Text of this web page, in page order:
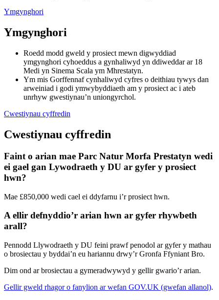
Ymgynghori
Ymgynghori
Roedd modd gweld y prosiect mewn digwyddiad
ymgynghori cyhoeddus a gynhaliwyd yn ddiweddar ar 18
Medi yn Sinema Scala ym Mhrestatyn.
Ym mis Gorffennaf cynhaliwyd cyfres o deithiau tywys dan
arweiniad i godi ymwybyddiaeth am y prosiect ac i ateb
unrhyw gwestiynau’n uniongyrchol.
Cwestiynau cyffredin
Cwestiynau cyffredin
Faint o arian mae Parc Natur Morfa Prestatyn wedi
ei gael gan Lywodraeth y DU ar gyfer y prosiect
hwn?
Mae £850,000 wedi cael ei ddyfarnu i’r prosiect hwn.
A ellir defnyddio’r arian hwn ar gyfer rhywbeth
arall?
Pennodd Llywodraeth y DU feini prawf penodol ar gyfer y mathau
o brosiectau y byddai’n eu hariannu drwy’r Gronfa Ffyniant Bro.
Dim ond ar brosiectau a gymeradwywyd y gellir gwario’r arian.
Gellir gweld rhagor o fanylion ar wefan GOV.UK (gwefan allanol).